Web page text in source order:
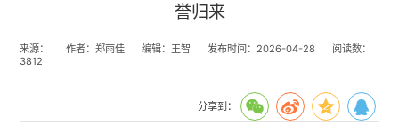
誉归来
来源： 作者：郑雨佳 编辑：王智 发布时间：2026-04-28
阅读数：
3812
分享到：